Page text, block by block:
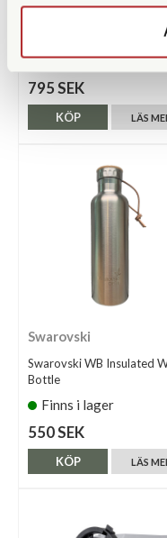
Smartphoneadapter +
Finns i lager
795 SEK
LÄS
KÖP
Swarovski
Swarovski WB Insulated
Bottle
Finns i lager
550 SEK
LÄS
KÖP